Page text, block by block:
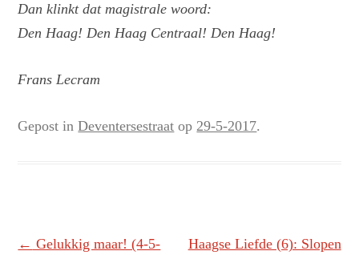
Dan klinkt dat magistrale woord:
Den Haag! Den Haag Centraal! Den Haag!
Frans Lecram
Gepost inDeventersestraat op29-5-2017.
Berichtnavigatie
← Gelukkig maar! (4-5- Haagse Liefde (6): Slopen